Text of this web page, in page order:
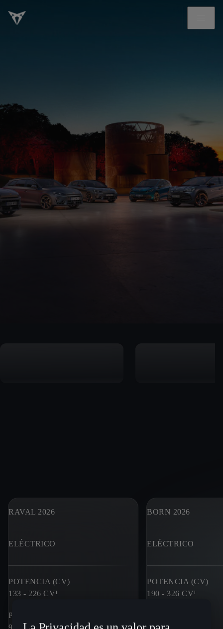
RAVAL 2026
ELÉCTRICO
POTENCIA (CV)
133 - 226 CV¹
POTENCIA (KW)
99 - 166
KW
BORN 2026
ELÉCTRICO
POTENCIA (CV)
190 - 326 CV¹
140 - 240